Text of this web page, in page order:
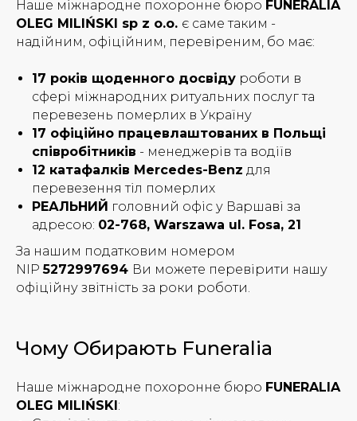
Наше міжнародне похоронне бюро FUNERALIA
OLEG MILIŃSKI sp z o.o. є саме таким -
надійним, офіційним, перевіреним, бо має:
17 років щоденного досвіду роботи в
сфері міжнародних ритуальних послуг та
перевезень померлих в Україну
17 офіційно працевлаштованих в Польщі
співробітників - менеджерів та водіїв
12 катафалків Mercedes-Benz для
перевезення тіл померлих
РЕАЛЬНИЙ головний офіс у Варшаві за
адресою: 02-768, Warszawa ul. Fosa, 21
За нашим податковим номером
NIP5272997694 Ви можете перевірити нашу
офіційну звітність за роки роботи.
Чому Обирають Funeralia
Наше міжнародне похоронне бюро FUNERALIA
OLEG MILIŃSKI: